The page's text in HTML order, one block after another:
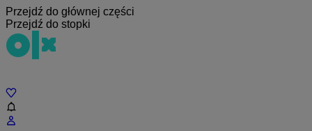
Przejdź do głównej części
Przejdź do stopki